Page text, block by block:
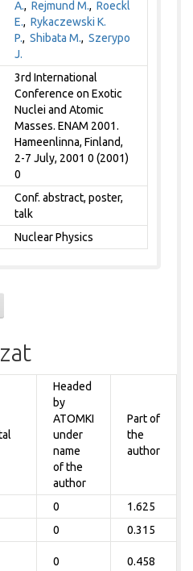
A.,Rejmund M.,Roeckl
E.,Rykaczewski K.
P.,Shibata M.,Szerypo
J.
3rd International
Conference on Exotic
Nuclei and Atomic
Masses. ENAM 2001.
Hameenlinna, Finland,
2-7 July, 2001 0 (2001)
0
Conf. abstract, poster,
talk
Nuclear Physics
Headed
by
ATOMKI
under
name
of the
author
Part of
the
author
0 1.625
0 0.315
0 0.458